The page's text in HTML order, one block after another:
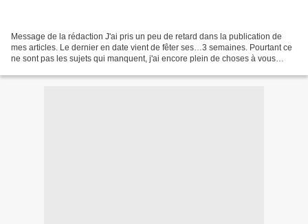
Message de la rédaction J'ai pris un peu de retard dans la publication de
mes articles. Le dernier en date vient de fêter ses…3 semaines. Pourtant ce
ne sont pas les sujets qui manquent, j'ai encore plein de choses à vous